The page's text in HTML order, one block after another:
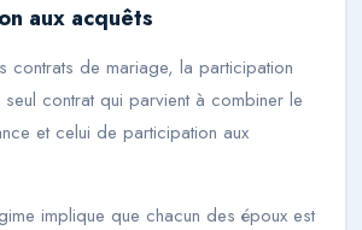
aux acquêts
contrats de mariage, la participation
contrat qui parvient à combiner le
et celui de participation aux
implique que chacun des époux est